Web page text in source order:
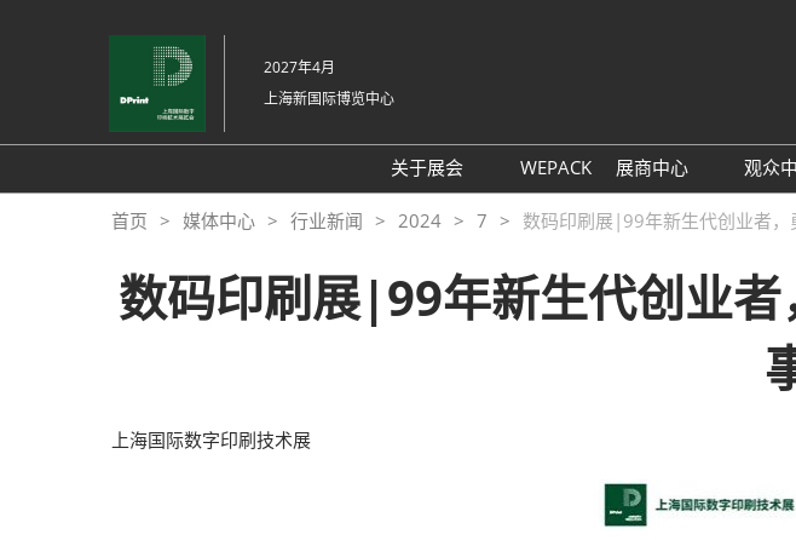
转
至
容
2027年4月
上海新国际博览中心
关于展会
展会介绍
交通信息
WEPACK
展商中心
展位预定
数字印刷包装创新
观众
首页 媒体中心 行业新闻 2024 7 数码印刷展|99年新生代创业者，
数码印刷展|99年新生代创业
上海国际数字印刷技术展